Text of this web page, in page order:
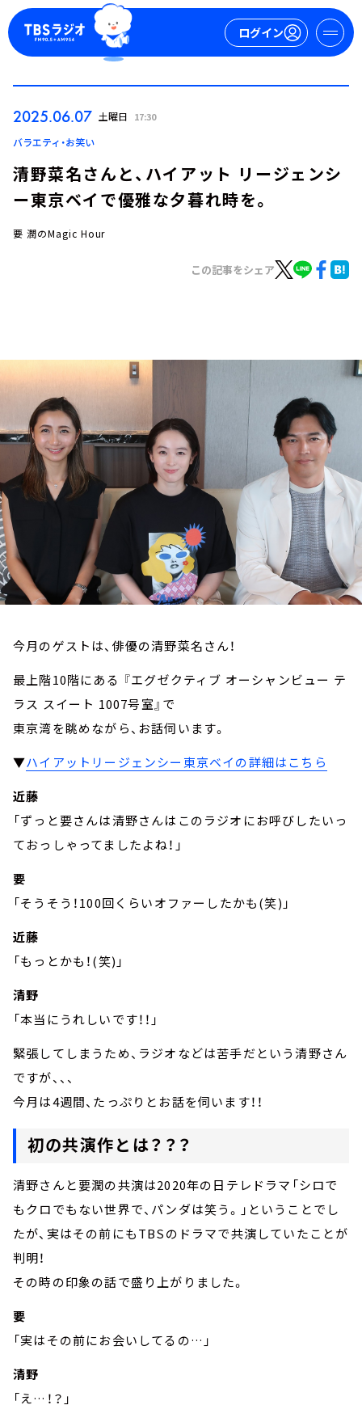
ログイン
ログイン
お知らせ
イベント・グッズ
YouTube
会社情報
2025.06.07 土曜日 17:30
バラエティ・お笑い
清野菜名さんと、ハイアット リージェンシ
ー東京ベイで優雅な夕暮れ時を。
要 潤のMagic Hour
この記事をシェア
今月のゲストは、俳優の清野菜名さん！
最上階10階にある 『エグゼクティブ オーシャンビュー テ
ラス スイート 1007号室』で
東京湾を眺めながら、お話伺います。
▼ハイアットリージェンシー東京ベイの詳細はこちら
近藤
「ずっと要さんは清野さんはこのラジオにお呼びしたいっ
ておっしゃってましたよね！」
要
「そうそう！100回くらいオファーしたかも(笑)」
近藤
「もっとかも！(笑)」
清野
「本当にうれしいです！！」
緊張してしまうため、ラジオなどは苦手だという清野さん
ですが、、、
今月は4週間、たっぷりとお話を伺います！！
初の共演作とは？？？
清野さんと要潤の共演は2020年の日テレドラマ「シロで
もクロでもない世界で、パンダは笑う。」ということでし
たが、実はその前にもTBSのドラマで共演していたことが
判明！
その時の印象の話で盛り上がりました。
要
「実はその前にお会いしてるの…」
清野
「え…！？」